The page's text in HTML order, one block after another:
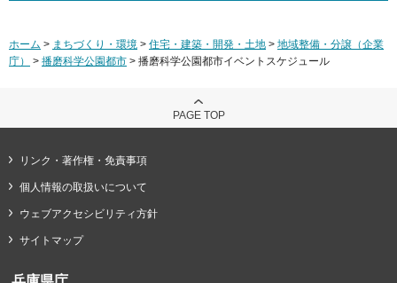
ホーム > まちづくり・環境 > 住宅・建築・開発・土地 > 地域整備・分譲（企業
庁）
> 播磨科学公園都市 > 播磨科学公園都市イベントスケジュール
PAGE TOP
リンク・著作権・免責事項
個人情報の取扱いについて
ウェブアクセシビリティ方針
サイトマップ